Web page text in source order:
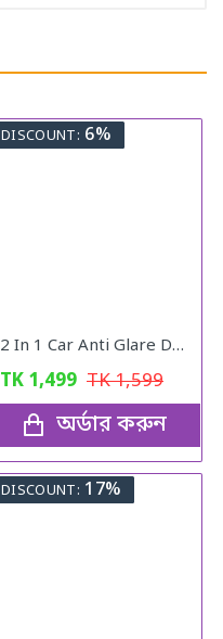
DISCOUNT: 6%
2 In 1 Car Anti Glare Day And Night Sun visor Mirrors
TK 1,499 TK1,599
অর্ডার করুন
DISCOUNT: 17%